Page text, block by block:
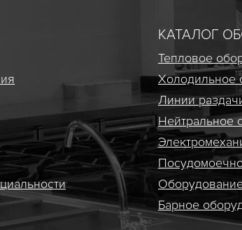
КАТАЛОГ
Тепловое
Холодильное
Линии
Нейтральное
Барное